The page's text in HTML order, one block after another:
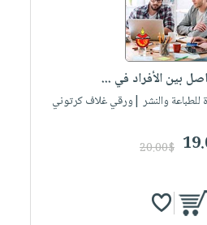
بين الأفراد في ...
للطباعة والنشر |ورقي غلاف كرتوني
20.00$